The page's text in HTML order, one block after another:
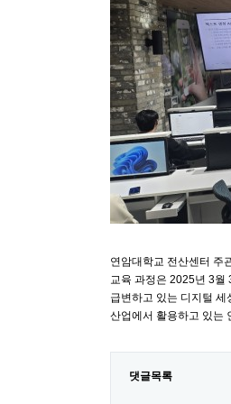
연암대학교 전산센터 주
교육 과정은 2025년 3월
급변하고 있는 디지털
산업에서 활용하고 있는
댓글목록